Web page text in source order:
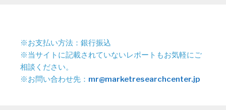
※お支払い方法：銀行振込
※当サイトに記載されていないレポートもお気軽にご
相談ください。
※お問い合わせ先： mr@marketresearchcenter.jp